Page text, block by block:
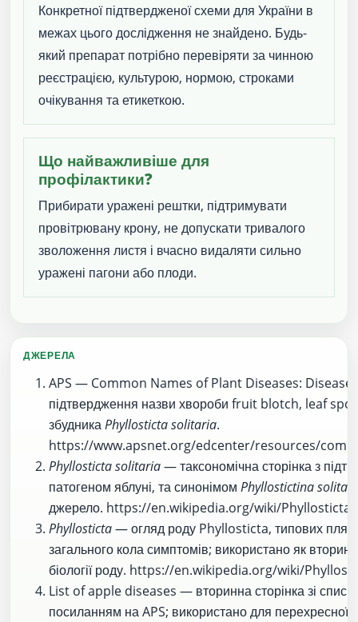
Конкретної підтвердженої схеми для України в
межах цього дослідження не знайдено. Будь-
який препарат потрібно перевіряти за чинною
реєстрацією, культурою, нормою, строками
очікування та етикеткою.
Що найважливіше для
профілактики?
Прибирати уражені рештки, підтримувати
провітрювану крону, не допускати тривалого
зволоження листя і вчасно видаляти сильно
уражені пагони або плоди.
ДЖЕРЕЛА
APS — Common Names of Plant Diseases:
підтвердження назви хвороби fruit blotch, leaf
збудникаPhyllosticta solitaria.
https://www.apsnet.org/edcenter/resources/
Phyllosticta solitaria— таксономічна сторінка з
патогеном яблуні, та синонімом Phyllostictina
джерело. https://en.wikipedia.org/wiki/
Phyllosticta— огляд роду Phyllosticta, типових
загального кола симптомів; використано як
біології роду. https://en.wikipedia.org/wiki/
List of apple diseases — вторинна сторінка зі
посиланням на APS; використано для перехресної